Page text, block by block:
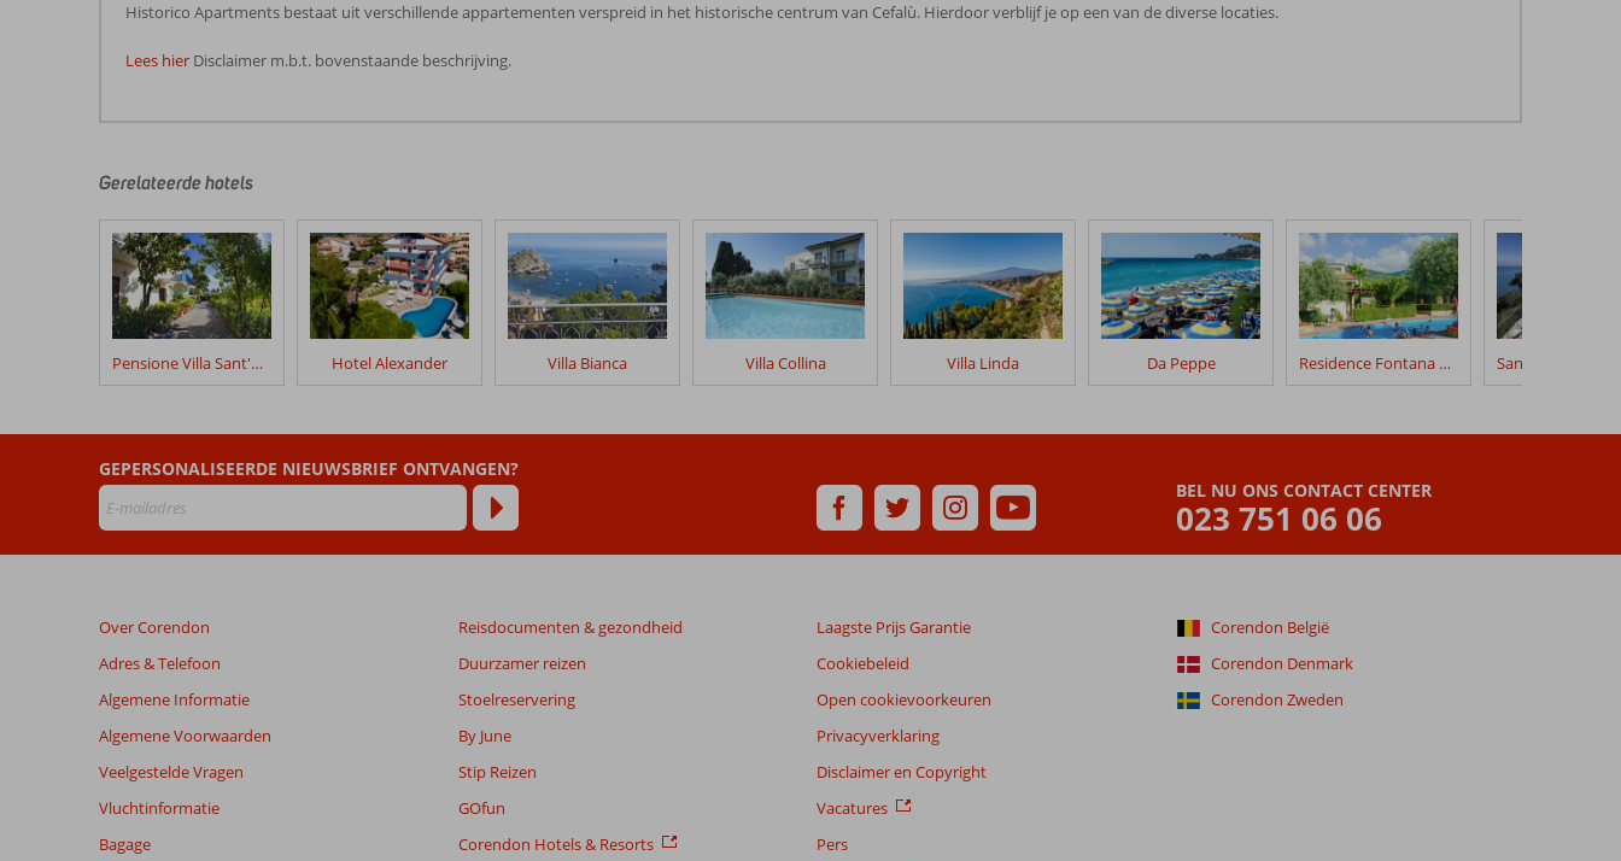
Historico Apartments bestaat uit verschillende appartementen verspreid in het historische centrum van Cefalù. Hierdoor verblijf je op een van de diverse locaties.
Lees hier Disclaimer m.b.t. bovenstaande beschrijving.
door
klanten
geschreven
na
hun
verblijf
Historico
Beoordelingen
die
ouder
zijn
dan
worden
niet
meer
weergegeven
de
relevantie
de
Gerelateerde hotels
Pensione Villa Sant'Antonio Hotel Alexander Villa Bianca Villa Collina Villa Linda Da Peppe Residence Fontana Barone
BEL NU ONS CONTACT CENTER
023 751 06 06
GEPERSONALISEERDE NIEUWSBRIEF ONTVANGEN?
Over Corendon
Adres & Telefoon
Algemene Informatie
Algemene Voorwaarden
Veelgestelde Vragen
Vluchtinformatie
Bagage
Reisdocumenten & gezondheid
Duurzamer reizen
Stoelreservering
By June
Stip Reizen
GOfun
Corendon Hotels & Resorts
Laagste Prijs Garantie
Cookiebeleid
Open cookievoorkeuren
Privacyverklaring
Disclaimer en Copyright
Vacatures
Pers
Corendon België
Corendon Denmark
Corendon Zweden